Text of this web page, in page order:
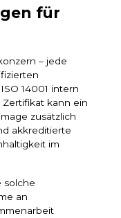
für
– jede
14001 intern
kann ein
zusätzlich
akkreditierte
im
solche
an